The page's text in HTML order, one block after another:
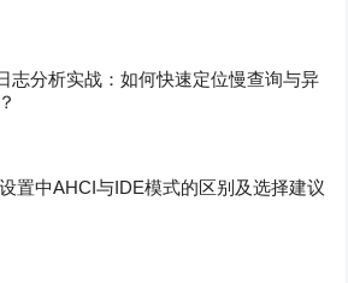
志分析实战：如何快速定位慢查询与异
置中AHCI与IDE模式的区别及选择建议